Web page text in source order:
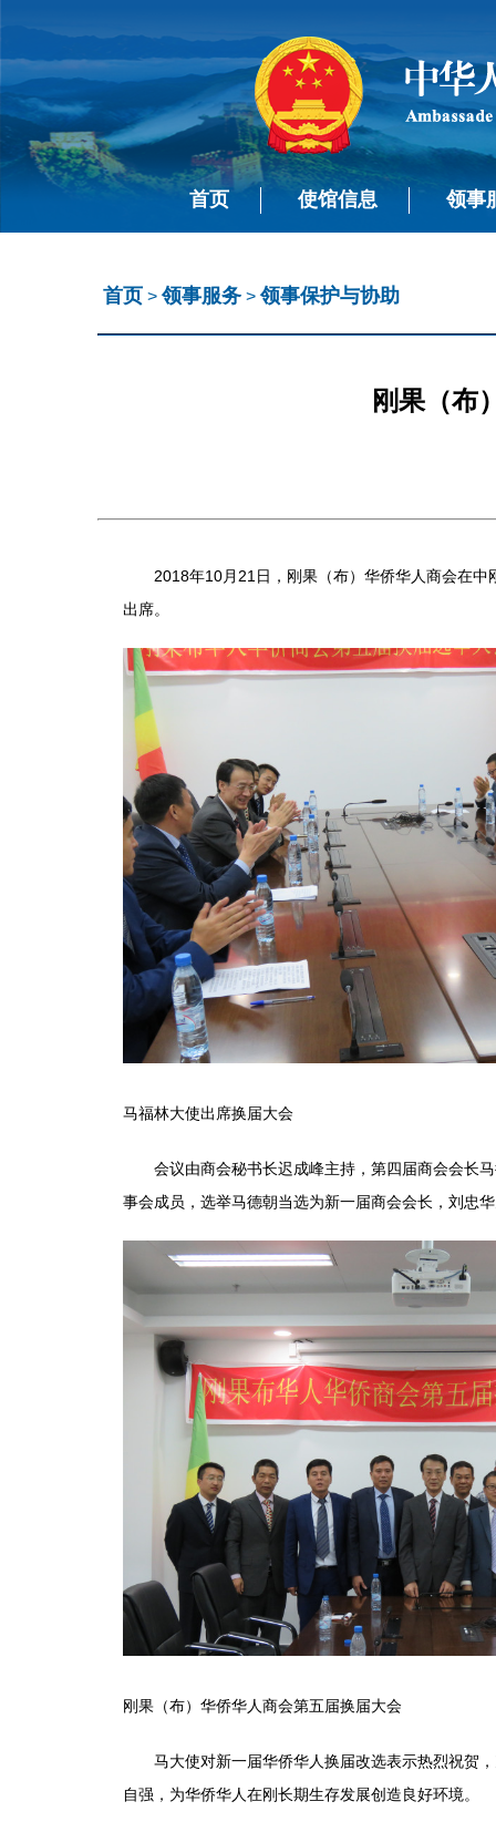
首页 使馆信息 领事
首页 >领事服务 >领事保护与协助
刚果（布
2018年10月21日，刚果（布）华侨华人商会在中
出席。
马福林大使出席换届大会
会议由商会秘书长迟成峰主持，第四届商会会长马
事会成员，选举马德朝当选为新一届商会会长，刘忠
刚果（布）华侨华人商会第五届换届大会
马大使对新一届华侨华人换届改选表示热烈祝贺，
自强，为华侨华人在刚长期生存发展创造良好环境。